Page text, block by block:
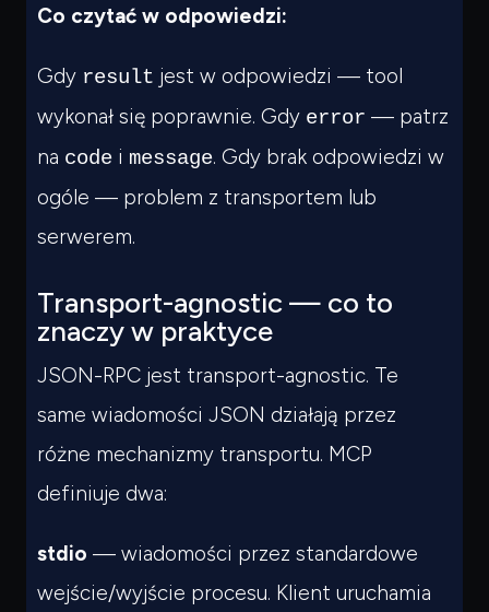
Co czytać w odpowiedzi:
Gdy result jest w odpowiedzi — tool
wykonał się poprawnie. Gdy error — patrz
na code i message. Gdy brak odpowiedzi w
ogóle — problem z transportem lub
serwerem.
Transport-agnostic — co to
znaczy w praktyce
JSON-RPC jest transport-agnostic. Te
same wiadomości JSON działają przez
różne mechanizmy transportu. MCP
definiuje dwa:
stdio — wiadomości przez standardowe
wejście/wyjście procesu. Klient uruchamia